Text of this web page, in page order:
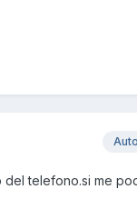
del telefono.si me